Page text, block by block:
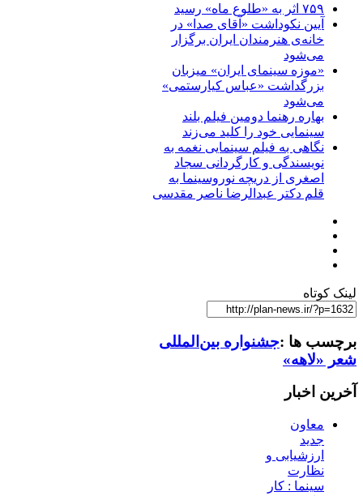
۷۵۹ اثر به «طلوع ماه» رسید
آیین نکوداشت «آقای صدا» در
خانه‌ی هنرمندان ایران برگزار
می‌شود
«موزه سینمای ایران» میزبان
بزرگداشت «عباس کیارستمی»
می‌شود
بهاره رهنما دومین فیلم بلند
سینمایی خود را کلید می‌زند
نگاهی به فیلم سینمایی نغمه به
نویسندگی و کارگردانی سجاد
اصغری از دریچه نوروسینما به
قلم دکتر عبدالرضا ناصر مقدسی
لینک کوتاه
برچسب ها :جشنواره بین‌المللی
شعر «لاهه»
آخرین اخبار
معاون
جدید
ارزشیابی و
نظارت
سینما : کار